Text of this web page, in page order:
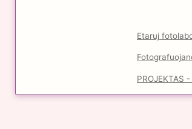
Etaruj
PROJEKTAS